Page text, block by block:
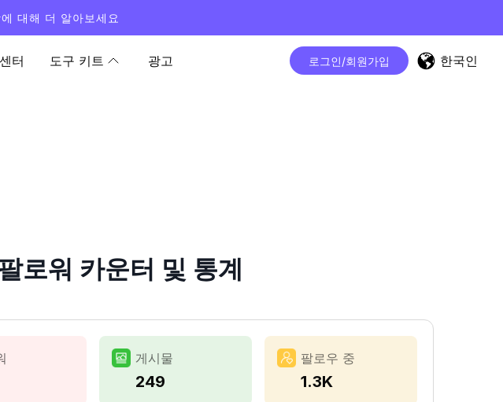
대해 더 알아보세요
터 도구 키트 광고 로그인/회원가입 한국인
로워 카운터 및 통계
게시물
249
팔로우 중
1.3K